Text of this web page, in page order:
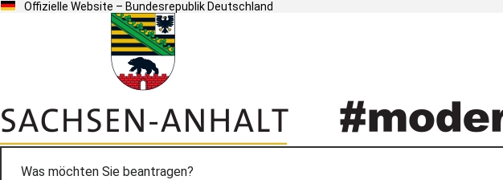
Offizielle Website – Bundesrepublik Deutschland